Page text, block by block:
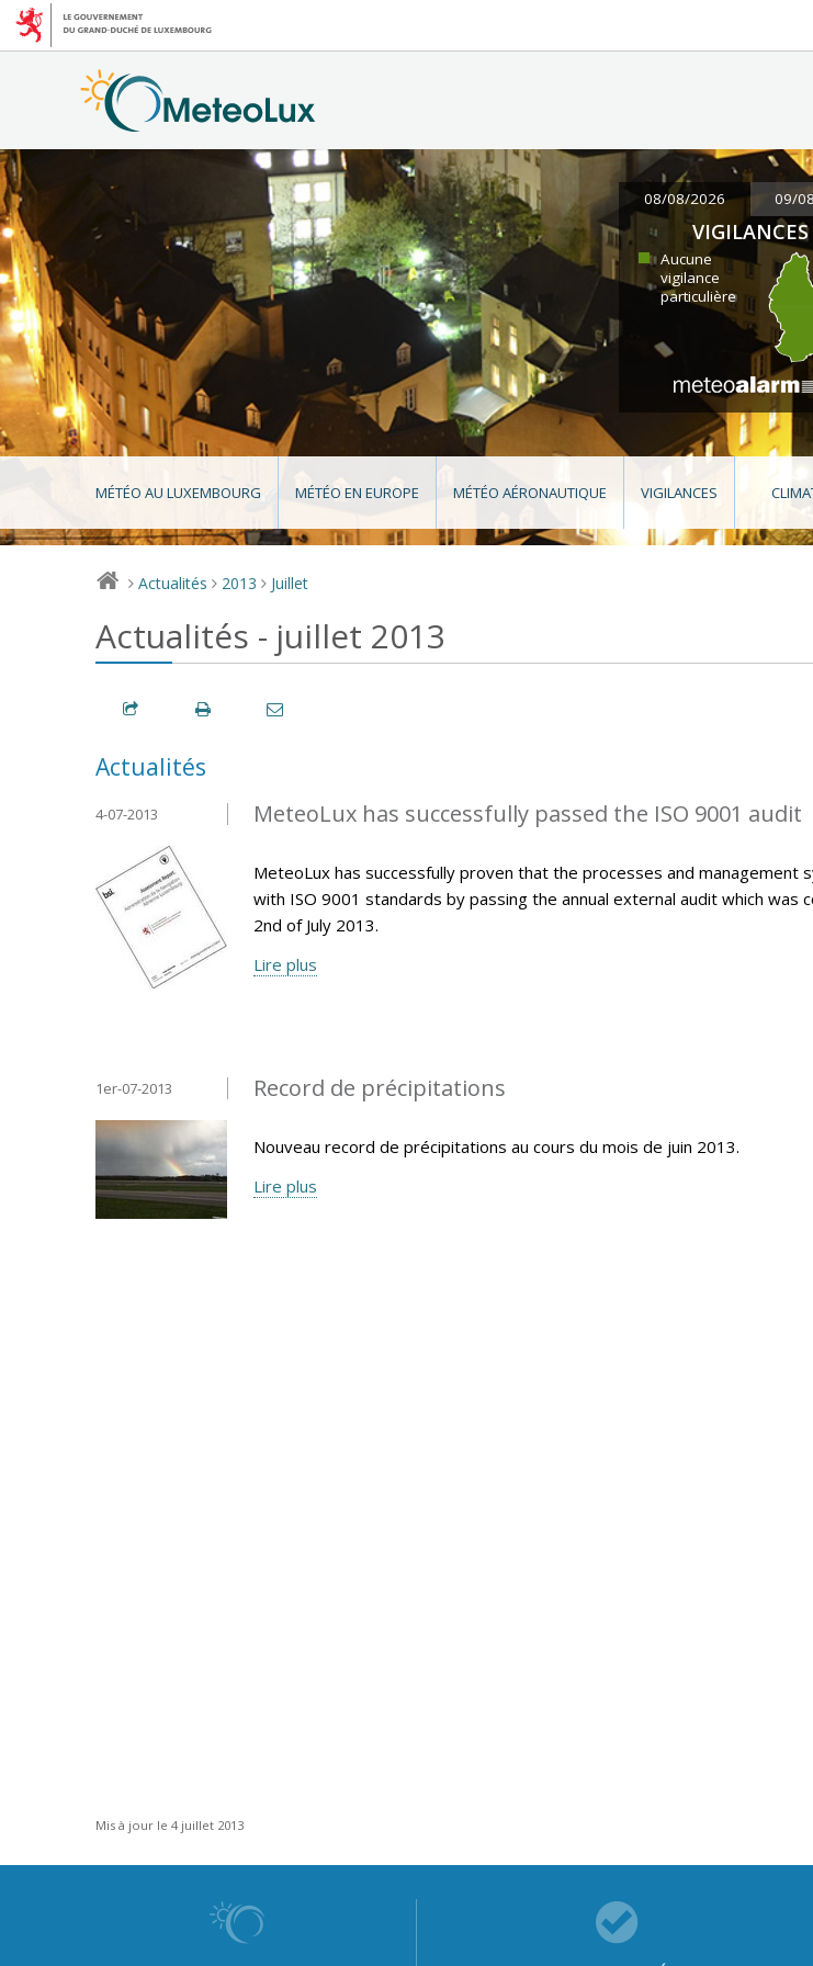
08/08/2026 09/
VIGILANCES
Aucune
vigilance
particulière
MÉTÉO AU LUXEMBOURG MÉTÉO EN EUROPE MÉTÉO AÉRONAUTIQUE VIGILANCES
> Actualités > 2013 > Juillet
Actualités - juillet 2013
Actualités
MeteoLux has successfully passed the ISO 9001 audit
4-07-2013
MeteoLux has successfully proven that the processes and management
with ISO 9001 standards by passing the annual external audit which was
2nd of July 2013.
Lire plus
Record de précipitations
1er-07-2013
Nouveau record de précipitations au cours du mois de juin 2013.
Lire plus
Mis à jour le 4 juillet 2013